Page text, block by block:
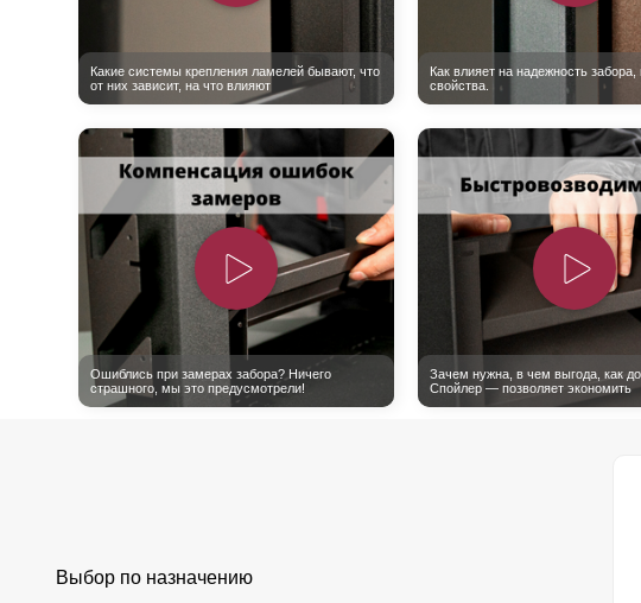
Выбор по назначению